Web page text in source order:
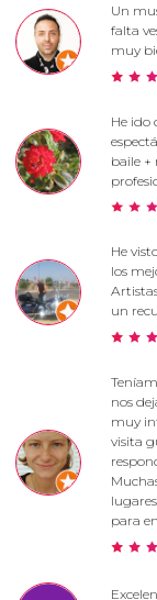
Un
falta
muy
He ido
baile +
He
los
un
nos
muy
visita
para